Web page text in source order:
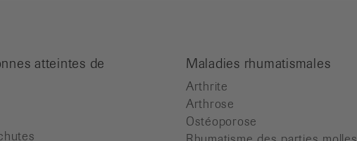
atteintes de
Maladies rhumatismales
Arthrite
Arthrose
Ostéoporose